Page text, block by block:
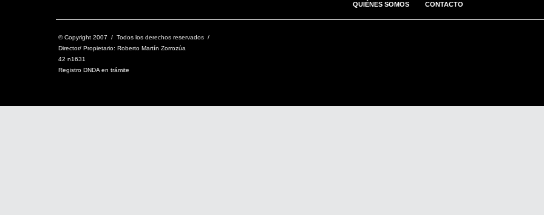
QUIÉNES SOMOS CONTACTO
© Copyright 2007 / Todos los derechos reservados /
Director/ Propietario: Roberto Martín Zorrozúa
42 n1631
Registro DNDA en trámite